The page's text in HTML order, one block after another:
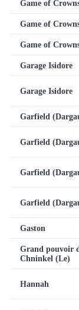
Game of
Game of
Game of
Garage Isidore
Garage Isidore
Garfield
Garfield
Garfield
Garfield
Gaston
Grand pouvoir
Chninkel (Le)
Hannah